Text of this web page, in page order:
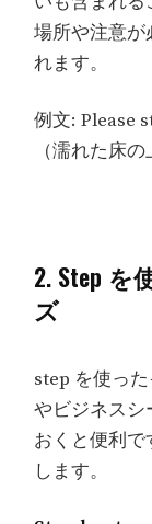
場所や注意が
れます。
例文: Please
（濡れた床
2. Step を
ズ
step を使っ
やビジネスシ
おくと便利
します。